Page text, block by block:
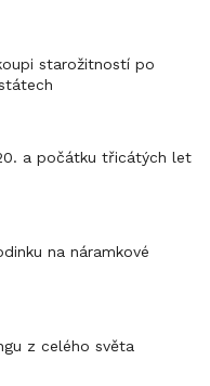
starožitností po
a počátku třicátých let
na náramkové
z celého světa